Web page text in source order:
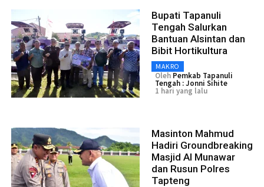
Bupati Tapanuli
Tengah Salurkan
Bantuan Alsintan dan
Bibit Hortikultura
MAKRO
Oleh Pemkab Tapanuli
Tengah : Jonni Sihite
1 hari yang lalu
Masinton Mahmud
Hadiri Groundbreaking
Masjid Al Munawar
dan Rusun Polres
Tapteng